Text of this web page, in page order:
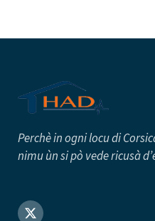
Perchè in ogni locu di
nimu ùn si pò vede ricusà